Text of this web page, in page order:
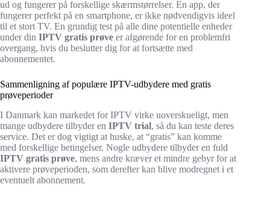
ud og fungerer på forskellige skærmstørrelser. En app, der
fungerer perfekt på en smartphone, er ikke nødvendigvis ideel
til et stort TV. En grundig test på alle dine potentielle enheder
under din IPTV gratis prøve er afgørende for en problemfri
overgang, hvis du beslutter dig for at fortsætte med
abonnementet.
Sammenligning af populære IPTV-udbydere med gratis
prøveperioder
I Danmark kan markedet for IPTV virke uoverskueligt, men
mange udbydere tilbyder en IPTV trial, så du kan teste deres
service. Det er dog vigtigt at huske, at “gratis” kan komme
med forskellige betingelser. Nogle udbydere tilbyder en fuld
IPTV gratis prøve, mens andre kræver et mindre gebyr for at
aktivere prøveperioden, som derefter kan blive modregnet i et
eventuelt abonnement.